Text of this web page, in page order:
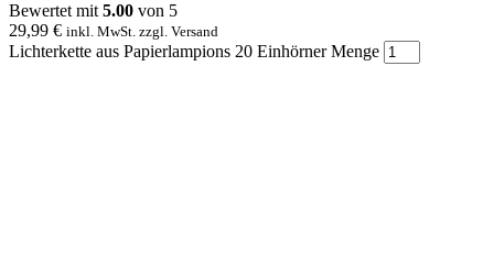
Bewertet mit 5.00 von 5
29,99 € inkl. MwSt. zzgl. Versand
Lichterkette aus Papierlampions 20 Einhörner Menge